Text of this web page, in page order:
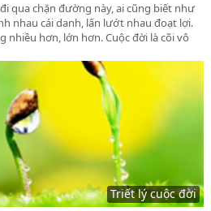
qua chặn đường này, ai cũng biết như
nhau cái danh, lấn lướt nhau đoạt lợi.
nhiều hơn, lớn hơn. Cuộc đời là cõi vô
để rồi trắng tay lúc trở về cát bụi.
Triết lý cuộc đời